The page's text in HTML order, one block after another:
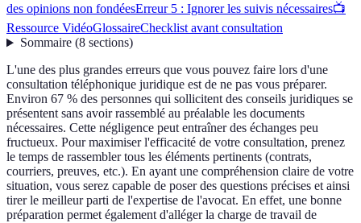
des opinions non fondéesErreur 5 : Ignorer les suivis nécessaires📺
Ressource VidéoGlossaireChecklist avant consultation
Sommaire(8 sections)
L'une des plus grandes erreurs que vous pouvez faire lors d'une
consultation téléphonique juridique est de ne pas vous préparer.
Environ 67 % des personnes qui sollicitent des conseils juridiques se
présentent sans avoir rassemblé au préalable les documents
nécessaires. Cette négligence peut entraîner des échanges peu
fructueux. Pour maximiser l'efficacité de votre consultation, prenez
le temps de rassembler tous les éléments pertinents (contrats,
courriers, preuves, etc.). En ayant une compréhension claire de votre
situation, vous serez capable de poser des questions précises et ainsi
tirer le meilleur parti de l'expertise de l'avocat. En effet, une bonne
préparation permet également d'alléger la charge de travail de